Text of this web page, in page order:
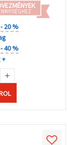
- 20 %
- 40 %
+